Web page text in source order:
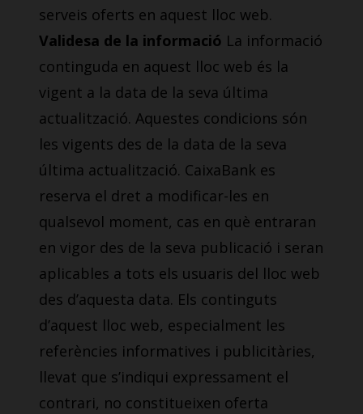
serveis oferts en aquest lloc web.
Validesa de la informació La informació
continguda en aquest lloc web és la
vigent a la data de la seva última
actualització. Aquestes condicions són
les vigents des de la data de la seva
última actualització. CaixaBank es
reserva el dret a modificar-les en
qualsevol moment, cas en què entraran
en vigor des de la seva publicació i seran
aplicables a tots els usuaris del lloc web
des d’aquesta data. Els continguts
d’aquest lloc web, especialment les
referències informatives i publicitàries,
llevat que s’indiqui expressament el
contrari, no constitueixen oferta